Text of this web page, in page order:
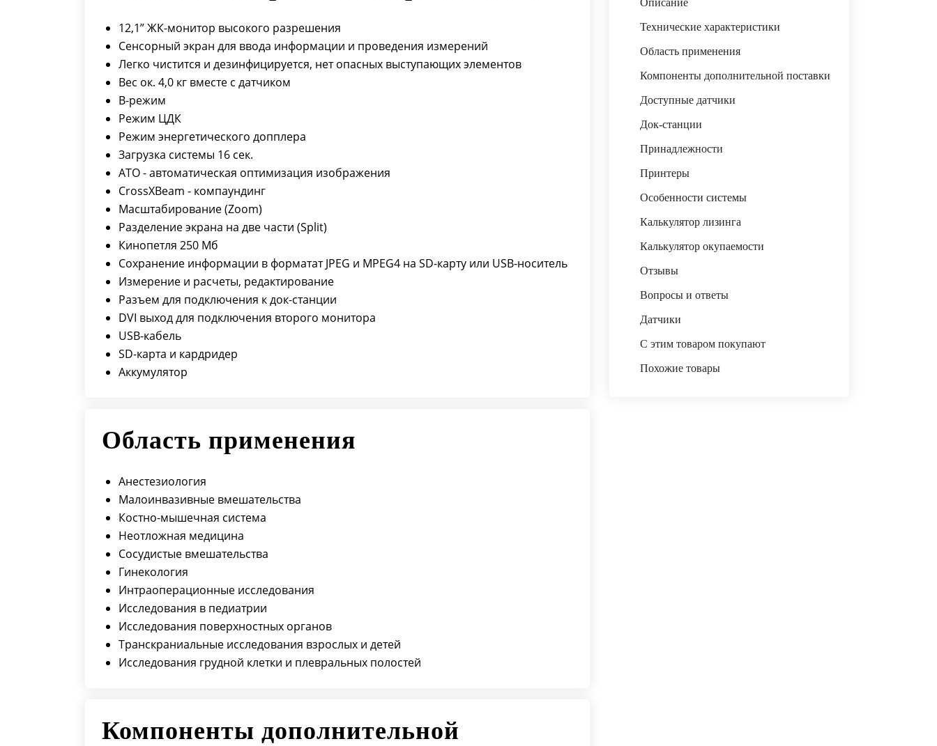
Аккумулятор
12,1” ЖК-монитор высокого разрешения
Сенсорный экран для ввода информации и проведения измерений
Легко чистится и дезинфицируется, нет опасных выступающих элементов
Вес ок. 4,0 кг вместе с датчиком
В-режим
Режим ЦДК
Режим энергетического допплера
Загрузка системы 16 сек.
ATO - автоматическая оптимизация изображения
CrossXBeam - компаундинг
Масштабирование (Zoom)
Разделение экрана на две части (Split)
Кинопетля 250 Мб
Сохранение информации в форматат JPEG и MPEG4 на SD-карту или USB-носитель
Измерение и расчеты, редактирование
Разъем для подключения к док-станции
DVI выход для подключения второго монитора
USB-кабель
SD-карта и кардридер
Аккумулятор
Область применения
Анестезиология
Малоинвазивные вмешательства
Костно-мышечная система
Неотложная медицина
Сосудистые вмешательства
Гинекология
Интраоперационные исследования
Исследования в педиатрии
Исследования поверхностных органов
Транскраниальные исследования взрослых и детей
Исследования грудной клетки и плевральных полостей
Компоненты дополнительной
Описание
Технические характеристики
Область применения
Компоненты дополнительной поставки
Доступные датчики
Док-станции
Принадлежности
Принтеры
Особенности системы
Калькулятор лизинга
Калькулятор окупаемости
Отзывы
Вопросы и ответы
Датчики
С этим товаром покупают
Похожие товары